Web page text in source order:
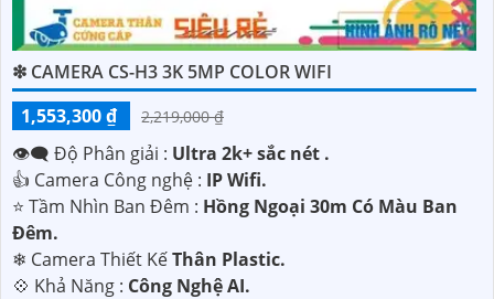
❇ CAMERA CS-H3 3K 5MP COLOR WIFI
1,553,300 ₫
2,219,000 ₫
👁️‍🗨 Độ Phân giải : Ultra 2k+ sắc nét .
👍 Camera Công nghệ : IP Wifi.
⭐ Tầm Nhìn Ban Đêm : Hồng Ngoại 30m Có Màu Ban
Ðêm.
❄ Camera Thiết KếThân Plastic.
️💠 Khả Năng : Công Nghệ AI.